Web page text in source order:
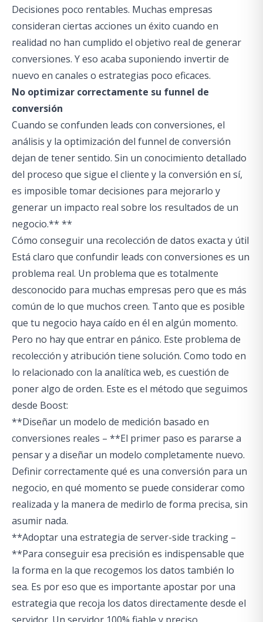
Decisiones poco rentables. Muchas empresas
consideran ciertas acciones un éxito cuando en
realidad no han cumplido el objetivo real de generar
conversiones. Y eso acaba suponiendo invertir de
nuevo en canales o estrategias poco eficaces.
No optimizar correctamente su funnel de
conversión
Cuando se confunden leads con conversiones, el
análisis y la optimización del funnel de conversión
dejan de tener sentido. Sin un conocimiento detallado
del proceso que sigue el cliente y la conversión en sí,
es imposible tomar decisiones para mejorarlo y
generar un impacto real sobre los resultados de un
negocio.** **
Cómo conseguir una recolección de datos exacta y útil
Está claro que confundir leads con conversiones es un
problema real. Un problema que es totalmente
desconocido para muchas empresas pero que es más
común de lo que muchos creen. Tanto que es posible
que tu negocio haya caído en él en algún momento.
Pero no hay que entrar en pánico. Este problema de
recolección y atribución tiene solución. Como todo en
lo relacionado con la analítica web, es cuestión de
poner algo de orden. Este es el método que seguimos
desde Boost:
**Diseñar un modelo de medición basado en
conversiones reales – **El primer paso es pararse a
pensar y a diseñar un modelo completamente nuevo.
Definir correctamente qué es una conversión para un
negocio, en qué momento se puede considerar como
realizada y la manera de medirlo de forma precisa, sin
asumir nada.
**Adoptar una estrategia de server-side tracking –
**Para conseguir esa precisión es indispensable que
la forma en la que recogemos los datos también lo
sea. Es por eso que es importante apostar por una
estrategia que recoja los datos directamente desde el